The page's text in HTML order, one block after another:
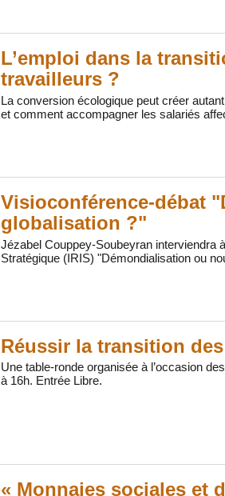
L’emploi dans la
travailleurs ?
La conversion écologique peut créer
et comment accompagner les salariés
Visioconférence-débat
globalisation ?"
Jézabel Couppey-Soubeyran interviendra
Stratégique (IRIS) "Démondialisation ou
Réussir la transition
Une table-ronde organisée à l’occasion
à 16h. Entrée Libre.
« Monnaies sociales et